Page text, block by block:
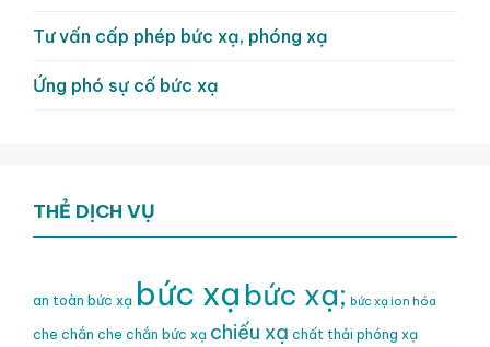
Tư vấn cấp phép bức xạ, phóng xạ
Ứng phó sự cố bức xạ
THẺ DỊCH VỤ
an toàn bức xạ bức xạ bức xạ; bức xạ ion hóa
che chắn che chắn bức xạ chiếu xạ chất thải phóng xạ